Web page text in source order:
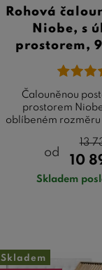
Rohová
Niobe, s
prostorem,
Čalouněnou
prostorem
oblíbeném rozměru
od
10
13
Skladem
Skladem